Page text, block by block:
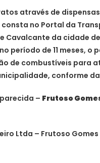
através de
no Portal da
Cavalcante da cidade
período de 11 meses, o
de combustíveis para
conforme
– Frutoso
Ltda – Frutoso Gomes